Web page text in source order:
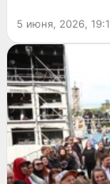
5 июня, 2026,